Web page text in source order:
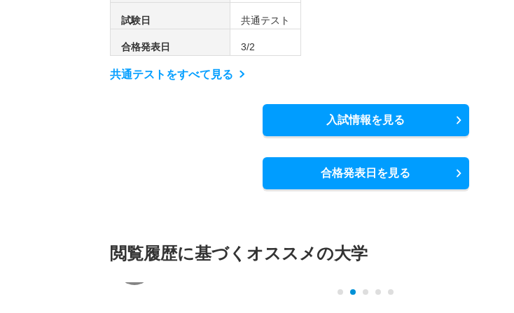
試験日 共通テスト
合格発表日 3/2
共通テストをすべて見る
入試情報を見る
合格発表日を見る
閲覧履歴に基づく オススメの大学